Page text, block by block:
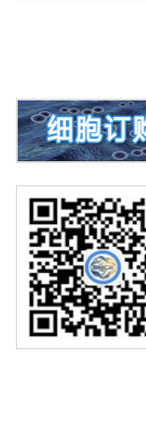
关注PUMC-系列新资源
专题服务--转移性肿瘤类器官
实验细胞调查